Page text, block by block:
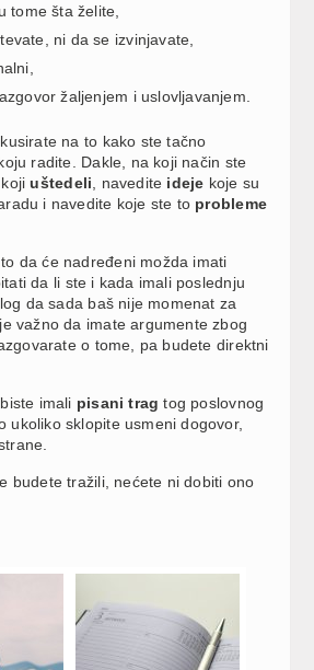
tome šta želite,
ni da se izvinjavate,
žaljenjem i uslovljavanjem.
na to kako ste tačno
radite. Dakle, na koji način ste
kojiuštedeli , navedite ideje koje su
i navedite koje ste to probleme
da će nadređeni možda imati
da li ste i kada imali poslednju
da sada baš nije momenat za
važno da imate argumente zbog
o tome, pa budete direktni
imali pisani trag tog poslovnog
ukoliko sklopite usmeni dogovor,
budete tražili, nećete ni dobiti ono